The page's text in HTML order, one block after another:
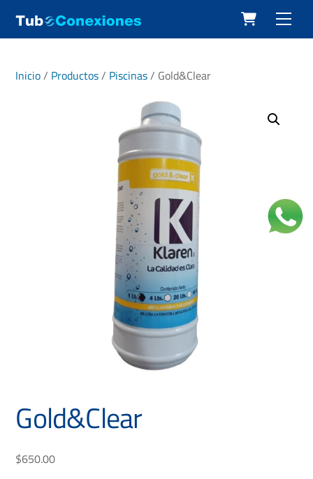
Cart
Inicio/ Productos/ Piscinas/ Gold&Clear
Gold&Clear
$650.00